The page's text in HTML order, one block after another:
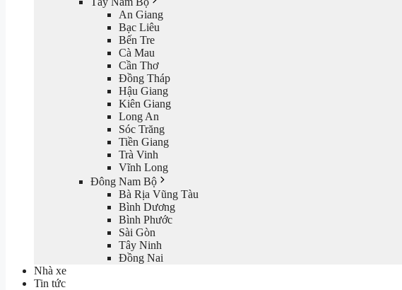
An Giang
Bạc Liêu
Bến Tre
Cà Mau
Cần Thơ
Đồng Tháp
Hậu Giang
Kiên Giang
Long An
Sóc Trăng
Tiền Giang
Trà Vinh
Vĩnh Long
Đông Nam Bộ
Bà Rịa Vũng Tàu
Bình Dương
Bình Phước
Sài Gòn
Tây Ninh
Đồng Nai
Nhà xe
Tin tức